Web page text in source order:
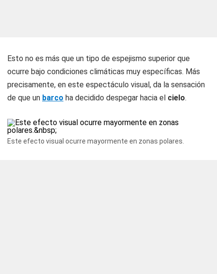
Esto no es más que un tipo de espejismo superior que
ocurre bajo condiciones climáticas muy específicas. Más
precisamente, en este espectáculo visual, da la sensación
de que un barco ha decidido despegar hacia el cielo.
Este efecto visual ocurre mayormente en zonas polares.